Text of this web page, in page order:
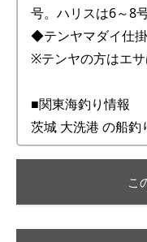
号。ハリスは6～8
◆テンヤマダイ仕掛
※テンヤの方はエサ
■関東海釣り情報
茨城 大洗港 の船釣
こ